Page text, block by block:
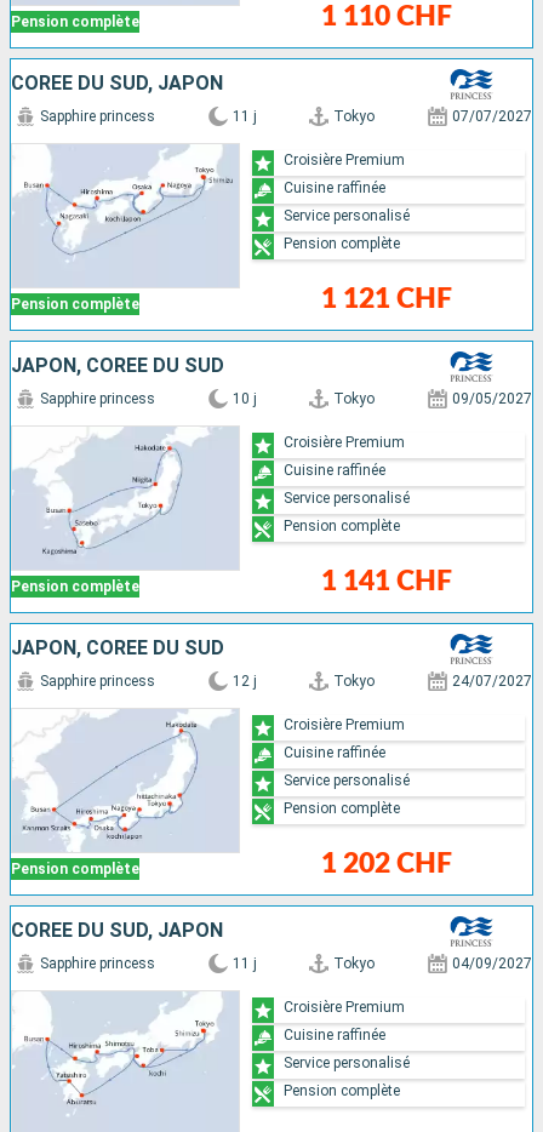
Pension complète 1 110 CHF
CORÉE DU SUD, JAPON
Pension complète
Sapphire princess 11 j Tokyo 07/07/2027
1 121 CHF
Croisière Premium
Cuisine raffinée
Service personalisé
Pension complète
JAPON, CORÉE DU SUD
Pension complète
Sapphire princess 10 j Tokyo 09/05/2027
1 141 CHF
Croisière Premium
Cuisine raffinée
Service personalisé
Pension complète
JAPON, CORÉE DU SUD
Pension complète
Sapphire princess 12 j Tokyo 24/07/2027
1 202 CHF
Croisière Premium
Cuisine raffinée
Service personalisé
Pension complète
CORÉE DU SUD, JAPON
Sapphire princess 11 j Tokyo 04/09/2027
Croisière Premium
Cuisine raffinée
Service personalisé
Pension complète